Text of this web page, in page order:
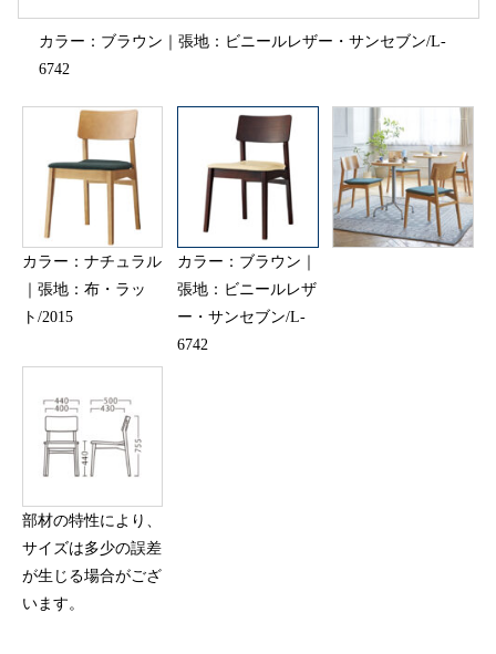
カラー：ブラウン｜張地：ビニールレザー・サンセブン/L-
6742
カラー：ナチュラル
｜張地：布・ラッ
ト/2015
カラー：ブラウン｜
張地：ビニールレザ
ー・サンセブン/L-
6742
部材の特性により、
サイズは多少の誤差
が生じる場合がござ
います。